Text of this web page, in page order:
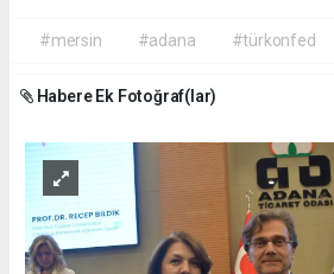
#mersin #adana #türkonfed
Habere Ek Fotoğraf(lar)